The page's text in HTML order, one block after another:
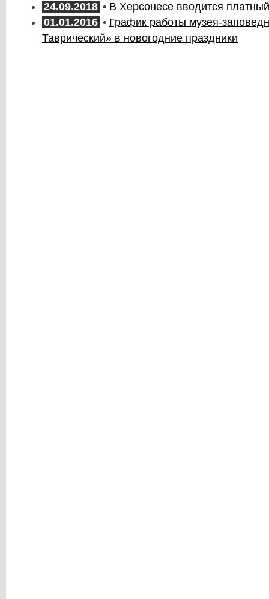
24.09.2018 • В Херсонесе вводится
01.01.2016 • График работы музея-
Таврический» в новогодние праздники